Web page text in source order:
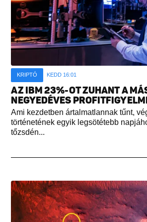
KRIPTÓ KEDD 16:01
AZ IBM 23%-OT ZUHANT A
NEGYEDÉVES
Ami kezdetben ártalmatlannak tűnt,
történetének egyik legsötétebb
tőzsdén...